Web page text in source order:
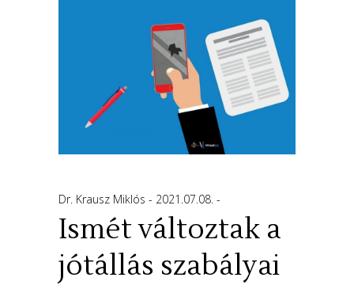
Dr. Krausz Miklós 2021.07.08.
Ismét változtak a
jótállás szabályai